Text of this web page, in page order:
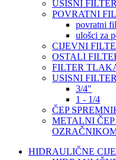
USISNI
POVRATNI
povratni
ulošci za
CIJEVNI
OSTALI
FILTER
USISNI
3/4"
1 - 1/4
ČEP
METALNI
HIDRAULIČNE